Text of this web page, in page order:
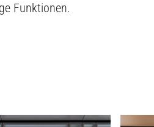
Funktionen.